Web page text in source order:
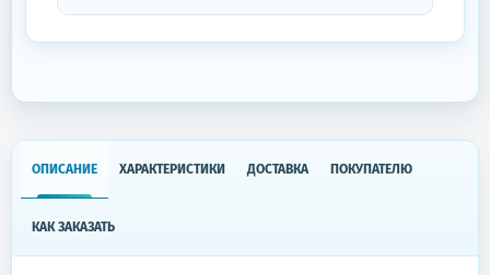
ОПИСАНИЕ ХАРАКТЕРИСТИКИ ДОСТАВКА ПОКУПАТЕЛЮ
КАК ЗАКАЗАТЬ